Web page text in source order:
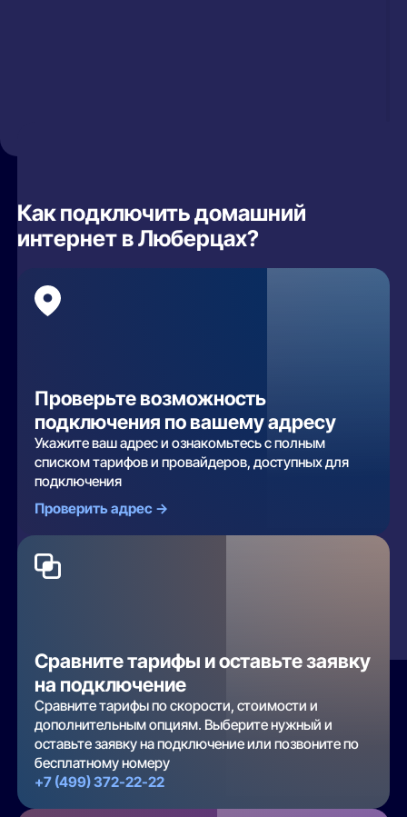
Как подключить домашний
интернет в Люберцах?
Проверьте возможность
подключения по вашему адресу
Укажите ваш адрес и ознакомьтесь с полным
списком тарифов и провайдеров, доступных для
подключения
Проверить адрес ->
Сравните тарифы и оставьте заявку
на подключение
Сравните тарифы по скорости, стоимости и
дополнительным опциям. Выберите нужный и
оставьте заявку на подключение или позвоните по
бесплатному номеру
+7 (499) 372-22-22